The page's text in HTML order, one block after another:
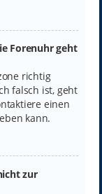
Forenuhr geht
richtig
falsch ist, geht
einen
kann.
zur